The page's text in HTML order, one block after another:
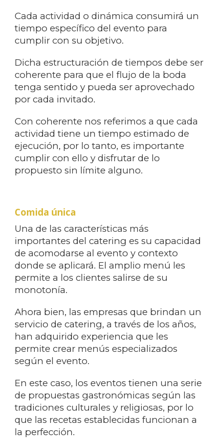
Cada actividad o dinámica consumirá un
tiempo específico del evento para
cumplir con su objetivo.
Dicha estructuración de tiempos debe ser
coherente para que el flujo de la boda
tenga sentido y pueda ser aprovechado
por cada invitado.
Con coherente nos referimos a que cada
actividad tiene un tiempo estimado de
ejecución, por lo tanto, es importante
cumplir con ello y disfrutar de lo
propuesto sin límite alguno.
Comida única
Una de las características más
importantes del catering es su capacidad
de acomodarse al evento y contexto
donde se aplicará. El amplio menú les
permite a los clientes salirse de su
monotonía.
Ahora bien, las empresas que brindan un
servicio de catering, a través de los años,
han adquirido experiencia que les
permite crear menús especializados
según el evento.
En este caso, los eventos tienen una serie
de propuestas gastronómicas según las
tradiciones culturales y religiosas, por lo
que las recetas establecidas funcionan a
la perfección.